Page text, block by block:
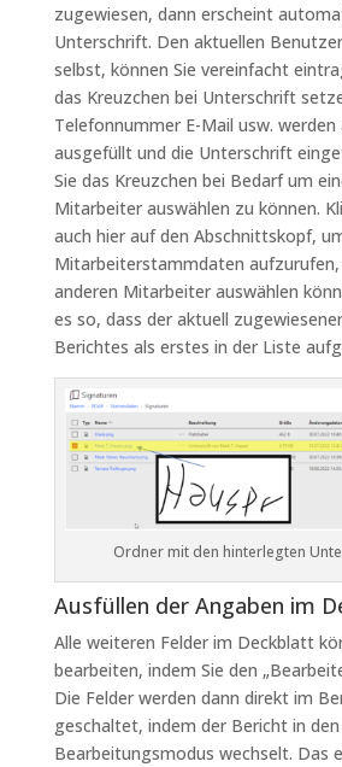
zugewiesen, dann erscheint
Unterschrift. Den aktuellen
selbst, können Sie vereinfacht
das Kreuzchen bei Unterschrift
Telefonnummer E-Mail usw.
ausgefüllt und die Unterschrift
Sie das Kreuzchen bei Bedarf um
Mitarbeiter auswählen zu können.
auch hier auf den Abschnittskopf,
Mitarbeiterstammdaten aufzurufen,
anderen Mitarbeiter auswählen
es so, dass der aktuell
Berichtes als erstes in der Liste
Ordner mit den hinterlegten
Ausfüllen der Angaben im
Alle weiteren Felder im Deckblatt
bearbeiten, indem Sie den
Die Felder werden dann direkt im
geschaltet, indem der Bericht in den
Bearbeitungsmodus wechselt. Das